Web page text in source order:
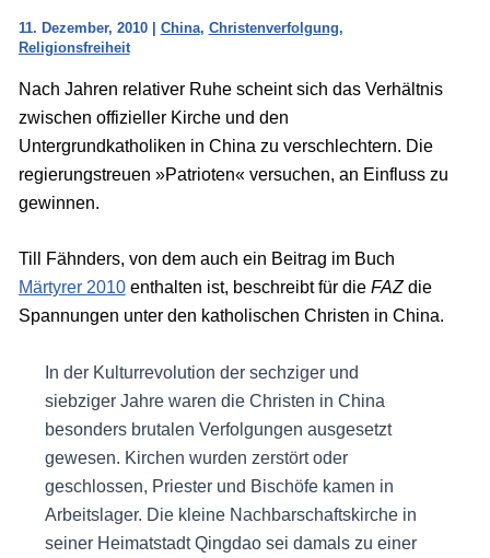
11. Dezember, 2010 China, Christenverfolgung,
Religionsfreiheit
Nach Jahren relativer Ruhe scheint sich das Verhältnis
zwischen offizieller Kirche und den
Untergrundkatholiken in China zu verschlechtern. Die
regierungstreuen »Patrioten« versuchen, an Einfluss zu
gewinnen.
Till Fähnders, von dem auch ein Beitrag im Buch
Märtyrer 2010enthalten ist, beschreibt für die FAZdie
Spannungen unter den katholischen Christen in China.
In der Kulturrevolution der sechziger und
siebziger Jahre waren die Christen in China
besonders brutalen Verfolgungen ausgesetzt
gewesen. Kirchen wurden zerstört oder
geschlossen, Priester und Bischöfe kamen in
Arbeitslager. Die kleine Nachbarschaftskirche in
seiner Heimatstadt Qingdao sei damals zu einer